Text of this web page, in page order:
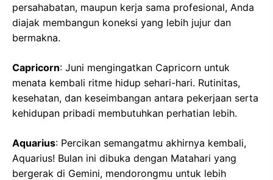
persahabatan, maupun kerja sama profesional, Anda
diajak membangun koneksi yang lebih jujur dan
bermakna.
Capricorn: Juni mengingatkan Capricorn untuk
menata kembali ritme hidup sehari-hari. Rutinitas,
kesehatan, dan keseimbangan antara pekerjaan serta
kehidupan pribadi membutuhkan perhatian lebih.
Aquarius: Percikan semangatmu akhirnya kembali,
Aquarius! Bulan ini dibuka dengan Matahari yang
bergerak di Gemini, mendorongmu untuk lebih